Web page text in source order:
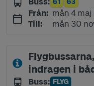
LinjeLinje
Från: måndag 4
mån 4 maj
Till: måndag
mån 30
indragen i
Buss: FLYG